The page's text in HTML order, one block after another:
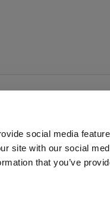
social media
site with our social
that you’ve
Share the Light